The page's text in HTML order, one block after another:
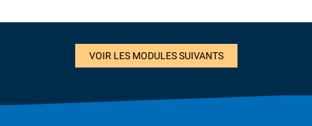
VOIR LES MODULES SUIVANTS